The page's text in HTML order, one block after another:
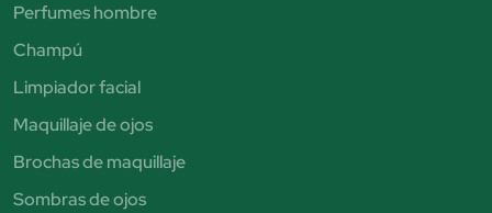
Perfumes hombre
Champú
Limpiador facial
Maquillaje de ojos
Brochas de maquillaje
Sombras de ojos